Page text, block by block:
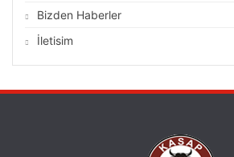
Bizden Haberler
İletisim